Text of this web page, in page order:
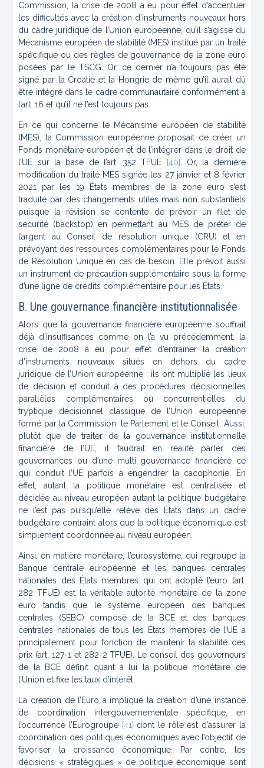
Commission, la crise de 2008 a eu pour effet d’accentuer
les difficultés avec la création d’instruments nouveaux hors
du cadre juridique de l’Union européenne, qu’il s’agisse du
Mécanisme européen de stabilité (MES) institué par un traité
spécifique ou des règles de gouvernance de la zone euro
posées par le TSCG. Or, ce dernier n’a toujours pas été
signé par la Croatie et la Hongrie de même qu’il aurait dû
être intégré dans le cadre communautaire conformément à
l’art. 16 et qu’il ne l’est toujours pas.
En ce qui concerne le Mécanisme européen de stabilité
(MES), la Commission européenne proposait de créer un
Fonds monétaire européen et de l’intégrer dans le droit de
l’UE sur la base de l’art. 352 TFUE
[40]
. Or, la dernière
modification du traité MES signée les 27 janvier et 8 février
2021 par les 19 États membres de la zone euro s’est
traduite par des changements utiles mais non substantiels
puisque la révision se contente de prévoir un filet de
sécurité (backstop) en permettant au MES de prêter de
l’argent au Conseil de résolution unique (CRU) et en
prévoyant des ressources complémentaires pour le Fonds
de Résolution Unique en cas de besoin. Elle prévoit aussi
un instrument de précaution supplémentaire sous la forme
d’une ligne de crédits complémentaire pour les États.
B. Une gouvernance financière institutionnalisée
Alors que la gouvernance financière européenne souffrait
déjà d’insuffisances comme on l’a vu précédemment, la
crise de 2008 a eu pour effet d’entraîner la création
d’instruments nouveaux situés en dehors du cadre
juridique de l’Union européenne ; ils ont multiplié les lieux
de décision et conduit à des procédures décisionnelles
parallèles complémentaires ou concurrentielles du
tryptique décisionnel classique de l’Union européenne
formé par la Commission, le Parlement et le Conseil. Aussi,
plutôt que de traiter de la gouvernance institutionnelle
financière de l’UE, il faudrait en réalité parler des
gouvernances ou d’une multi gouvernance financière ce
qui conduit l’UE parfois à engendrer la cacophonie. En
effet, autant la politique monétaire est centralisée et
décidée au niveau européen autant la politique budgétaire
ne l’est pas puisqu’elle relève des États dans un cadre
budgétaire contraint alors que la politique économique est
simplement coordonnée au niveau européen.
Ainsi, en matière monétaire, l’eurosystème, qui regroupe la
Banque centrale européenne et les banques centrales
nationales des États membres qui ont adopté l’euro (art.
282 TFUE) est la véritable autorité monétaire de la zone
euro tandis que le système européen des banques
centrales (SEBC) composé de la BCE et des banques
centrales nationales de tous les États membres de l’UE a
principalement pour fonction de maintenir la stabilité des
prix (art. 127-1 et 282-2 TFUE). Le conseil des gouverneurs
de la BCE définit quant à lui la politique monétaire de
l’Union et fixe les taux d’intérêt.
La création de l’Euro a impliqué la création d’une instance
de coordination intergouvernementale spécifique, en
l’occurrence l’Eurogroupe [41] dont le rôle est d’assurer la
coordination des politiques économiques avec l’objectif de
favoriser la croissance économique. Par contre, les
décisions « stratégiques » de politique économique sont